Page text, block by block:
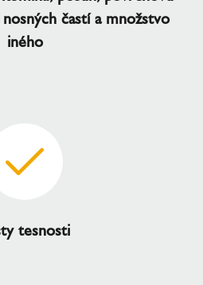
častí a množstvo
iného
tesnosti